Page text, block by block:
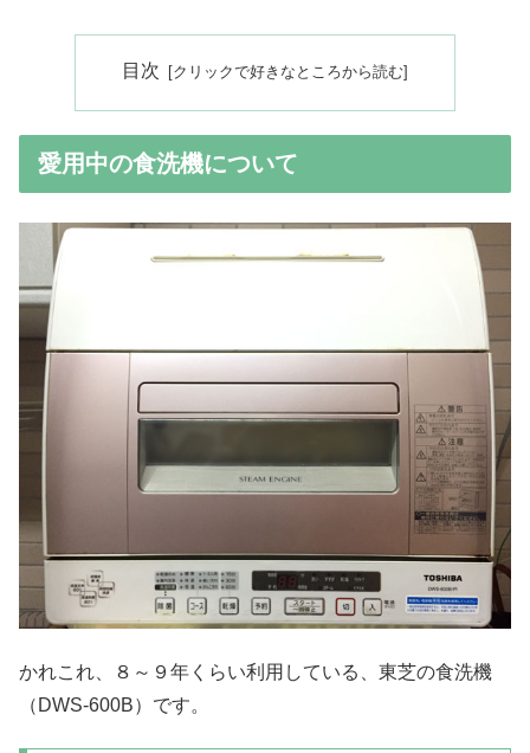
目次
愛用中の食洗機について
かれこれ、８～９年くらい利用している、東芝の食洗機
（DWS-600B）です。